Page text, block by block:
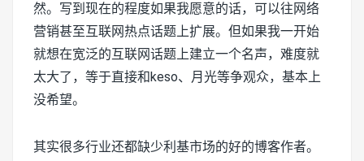
然。写到现在的程度如果我愿意的话，可以往网络
营销甚至互联网热点话题上扩展。但如果我一开始
就想在宽泛的互联网话题上建立一个名声，难度就
太大了，等于直接和keso、月光等争观众，基本上
没希望。
其实很多行业还都缺少利基市场的好的博客作者。